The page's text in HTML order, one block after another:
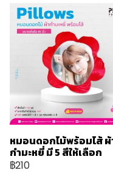
หมอนดอกไม้พร้อมไส้ ผ้
กำมะหยี่ มี 5 สีให้เลือก
฿210